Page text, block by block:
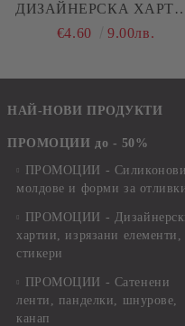
ДИЗАЙНЕРСКА
- ADVENTURE MEN - 6
€4.60 9.00лв.
НАЙ-НОВИ ПРОДУКТИ
ПРОМОЦИИ до - 50%
ПРОМОЦИИ - Силиконови
молдове и форми за
ПРОМОЦИИ -
хартии, изрязани елементи,
стикери
ПРОМОЦИИ - Сатенени
ленти, панделки, шнурове,
канап